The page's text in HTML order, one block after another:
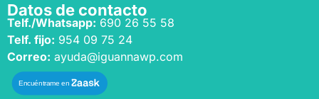
Datos de contacto
Telf./Whatsapp: 690 26 55 58
Telf. fijo: 954 09 75 24
Correo: ayuda@iguannawp.com